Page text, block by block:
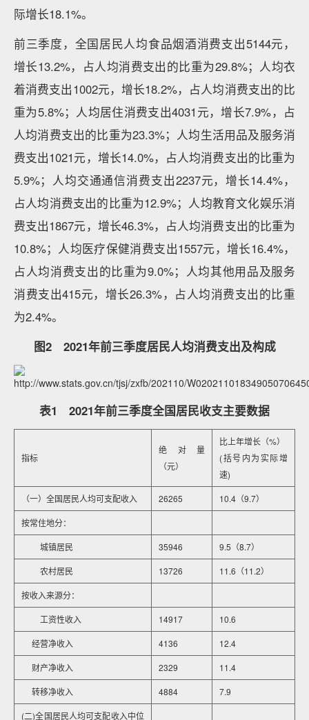
际增长18.1%。
前三季度，全国居民人均食品烟酒消费支出5144元，
增长13.2%，占人均消费支出的比重为29.8%；人均衣
着消费支出1002元，增长18.2%，占人均消费支出的比
重为5.8%；人均居住消费支出4031元，增长7.9%，占
人均消费支出的比重为23.3%；人均生活用品及服务消
费支出1021元，增长14.0%，占人均消费支出的比重为
5.9%；人均交通通信消费支出2237元，增长14.4%，
占人均消费支出的比重为12.9%；人均教育文化娱乐消
费支出1867元，增长46.3%，占人均消费支出的比重为
10.8%；人均医疗保健消费支出1557元，增长16.4%，
占人均消费支出的比重为9.0%；人均其他用品及服务
消费支出415元，增长26.3%，占人均消费支出的比重
为2.4%。
图2 2021年前三季度居民人均消费支出及构成
表1 2021年前三季度全国居民收支主要数据
指标
绝对量
（元）
比上年增长（%）
(括号内为实际增
速)
（一）全国居民人均可支配收入 26265 10.4（9.7）
按常住地分：
城镇居民 35946 9.5（8.7）
农村居民 13726 11.6（11.2）
按收入来源分：
工资性收入 14917 10.6
经营净收入 4136 12.4
财产净收入 2329 11.4
转移净收入 4884 7.9
(二)全国居民人均可支配收入中位